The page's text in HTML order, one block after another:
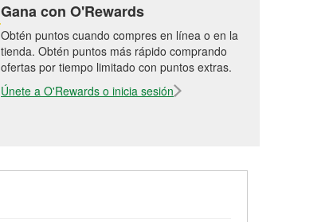
Gana con O'Rewards
Obtén puntos cuando compres en línea o en la
tienda. Obtén puntos más rápido comprando
ofertas por tiempo limitado con puntos extras.
Únete a O'Rewards o inicia sesión